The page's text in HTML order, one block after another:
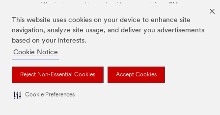
This website uses cookies on your device to enhance site
navigation, analyze site usage, and deliver you advertisements
based on your interests.
Cookie Notice
Reject Non-Essential Cookies Accept Cookies
Cookie Preferences
Wymienione marki są znakami towarowymi firmy 3M.